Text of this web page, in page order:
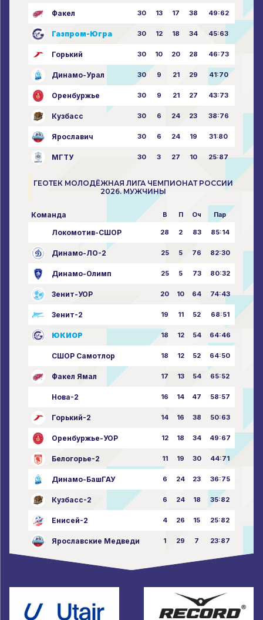
Факел 30 13 17 38 49:62
Газпром-Югра 30 12 18 34 45:63
Горький 30 10 20 28 46:73
Динамо-Урал 30 9 21 29 41:70
Оренбуржье 30 9 21 27 43:73
Кузбасс 30 6 24 23 38:76
Ярославич 30 6 24 19 31:80
МГТУ 30 3 27 10 25:87
ГЕОТЕК МОЛОДЁЖНАЯ ЛИГА ЧЕМПИОНАТ РОССИИ
2026. МУЖЧИНЫ
Команда В П Оч Пар
Локомотив-СШОР 28 2 83 85:14
Динамо-ЛО-2 25 5 76 82:30
Динамо-Олимп 25 5 73 80:32
Зенит-УОР 20 10 64 74:43
Зенит-2 19 11 52 68:51
ЮКИОР 18 12 54 64:46
СШОР Самотлор 18 12 52 64:50
Факел Ямал 17 13 54 65:52
Нова-2 16 14 47 58:57
Горький-2 14 16 38 50:63
Оренбуржье-УОР 12 18 34 49:67
Белогорье-2 11 19 30 44:71
Динамо-БашГАУ 6 24 23 36:75
Кузбасс-2 6 24 18 35:82
Енисей-2 4 26 15 25:82
Ярославские Медведи 1 29 7 23:87